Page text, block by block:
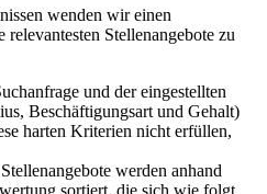
wenden wir einen
Stellenangebote zu
und der eingestellten
Beschäftigungsart und Gehalt)
harten Kriterien nicht erfüllen,
werden anhand
sortiert, die sich wie folgt